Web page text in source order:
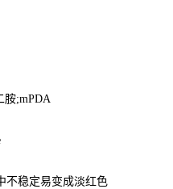
胺;mPDA
不稳定易变成淡红色